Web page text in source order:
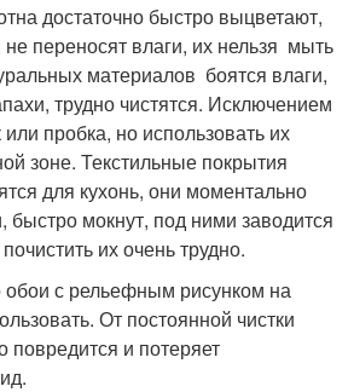
достаточно быстро выцветают,
переносят влаги, их нельзя мыть
материалов боятся влаги,
трудно чистятся. Исключением
пробка, но использовать их
зоне. Текстильные покрытия
для кухонь, они моментально
быстро мокнут, под ними заводится
их очень трудно.
обои с рельефным рисунком на
От постоянной чистки
повредится и потеряет